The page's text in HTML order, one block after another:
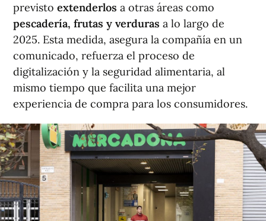
previsto extenderlos a otras áreas como
pescadería, frutas y verduras a lo largo de
2025. Esta medida, asegura la compañía en un
comunicado, refuerza el proceso de
digitalización y la seguridad alimentaria, al
mismo tiempo que facilita una mejor
experiencia de compra para los consumidores.